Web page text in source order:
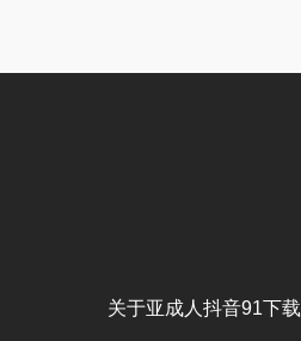
关于亚成人抖音91下载